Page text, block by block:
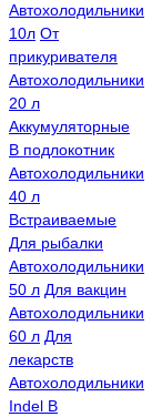
Автохолодильники
10л От
прикуривателя
Автохолодильники
20 л
Аккумуляторные
В подлокотник
Автохолодильники
40 л
Встраиваемые
Для рыбалки
Автохолодильники
50 л Для вакцин
Автохолодильники
60 л Для
лекарств
Автохолодильники
Indel B